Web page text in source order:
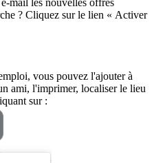
mail les nouvelles offres
? Cliquez sur le lien « Activer
vous pouvez l'ajouter à
ami, l'imprimer, localiser le lieu
sur :